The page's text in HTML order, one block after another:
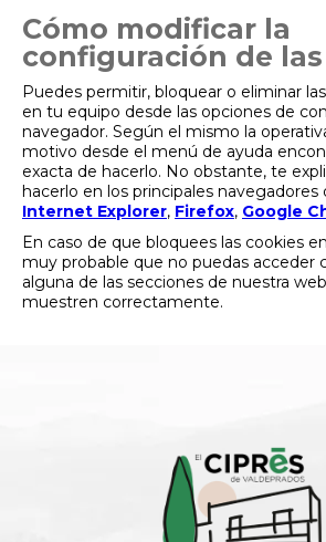
Cómo modificar la
configuración de
Puedes permitir, bloquear o eliminar
en tu equipo desde las opciones de
navegador. Según el mismo la
motivo desde el menú de ayuda
exacta de hacerlo. No obstante, te
hacerlo en los principales navegadores
Internet Explorer, Firefox, Google
En caso de que bloquees las cookies
muy probable que no puedas acceder
alguna de las secciones de nuestra
muestren correctamente.